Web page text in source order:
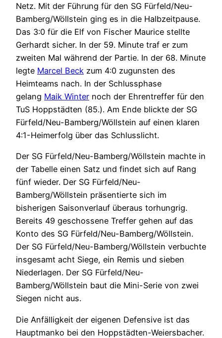
Netz. Mit der Führung für den SG Fürfeld/Neu-
Bamberg/Wöllstein ging es in die Halbzeitpause.
Das 3:0 für die Elf von Fischer Maurice stellte
Gerhardt sicher. In der 59. Minute traf er zum
zweiten Mal während der Partie. In der 68. Minute
legte Marcel Beck zum 4:0 zugunsten des
Heimteams nach. In der Schlussphase
gelang Maik Winter noch der Ehrentreffer für den
TuS Hoppstädten (85.). Am Ende blickte der SG
Fürfeld/Neu-Bamberg/Wöllstein auf einen klaren
4:1-Heimerfolg über das Schlusslicht.
Der SG Fürfeld/Neu-Bamberg/Wöllstein machte in
der Tabelle einen Satz und findet sich auf Rang
fünf wieder. Der SG Fürfeld/Neu-
Bamberg/Wöllstein präsentierte sich im
bisherigen Saisonverlauf überaus torhungrig.
Bereits 49 geschossene Treffer gehen auf das
Konto des SG Fürfeld/Neu-Bamberg/Wöllstein.
Der SG Fürfeld/Neu-Bamberg/Wöllstein verbuchte
insgesamt acht Siege, ein Remis und sieben
Niederlagen. Der SG Fürfeld/Neu-
Bamberg/Wöllstein baut die Mini-Serie von zwei
Siegen nicht aus.
Die Anfälligkeit der eigenen Defensive ist das
Hauptmanko bei den Hoppstädten-Weiersbacher.